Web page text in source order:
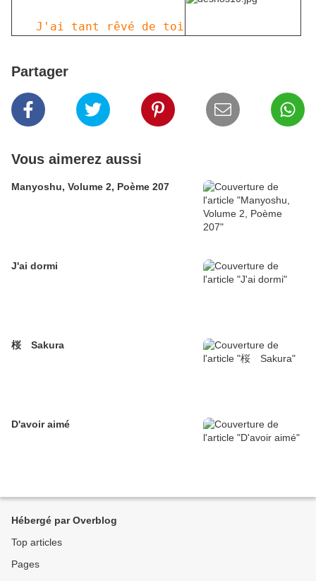
J'ai tant rêvé de toi
Partager
Vous aimerez aussi
Manyoshu, Volume 2, Poème 207
J'ai dormi
桜 Sakura
D'avoir aimé
Hébergé par Overblog
Top articles
Pages